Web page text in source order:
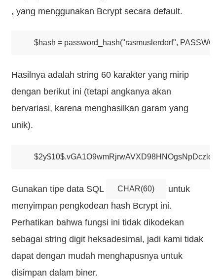
, yang menggunakan Bcrypt secara default.
Hasilnya adalah string 60 karakter yang mirip
dengan berikut ini (tetapi angkanya akan
bervariasi, karena menghasilkan garam yang
unik).
Gunakan tipe data SQL CHAR(60)
untuk
menyimpan pengkodean hash Bcrypt ini.
Perhatikan bahwa fungsi ini tidak dikodekan
sebagai string digit heksadesimal, jadi kami tidak
dapat dengan mudah menghapusnya untuk
disimpan dalam biner.